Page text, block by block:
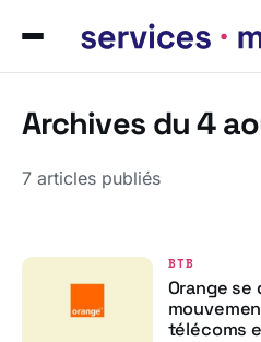
Archives du 4
7 articles publiés
BTB
Orange
télécoms